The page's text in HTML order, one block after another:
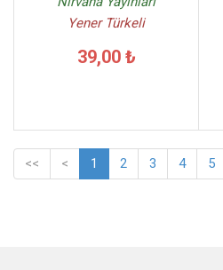
Yener Türkeli
39,00 ₺
<< < 1 2 3 4 5